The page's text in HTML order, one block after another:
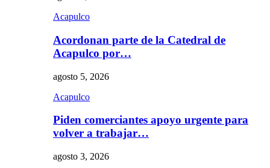
Acapulco
Acordonan parte de la Catedral de
Acapulco por…
agosto 5, 2026
Acapulco
Piden comerciantes apoyo urgente para
volver a trabajar…
agosto 3, 2026